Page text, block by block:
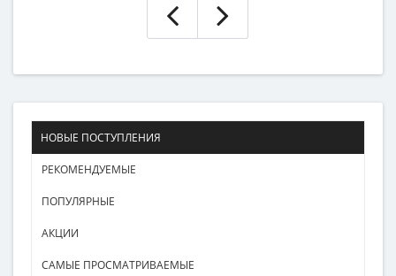
НОВЫЕ ПОСТУПЛЕНИЯ
РЕКОМЕНДУЕМЫЕ
ПОПУЛЯРНЫЕ
АКЦИИ
САМЫЕ ПРОСМАТРИВАЕМЫЕ